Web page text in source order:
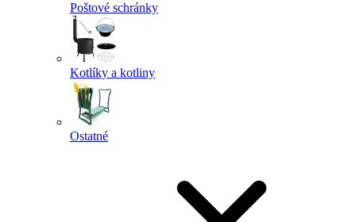
Poštové schránky
Kotlíky a kotliny
Ostatné